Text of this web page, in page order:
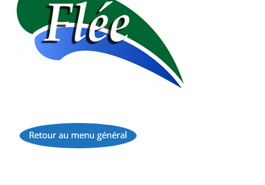
Retour au menu général
...